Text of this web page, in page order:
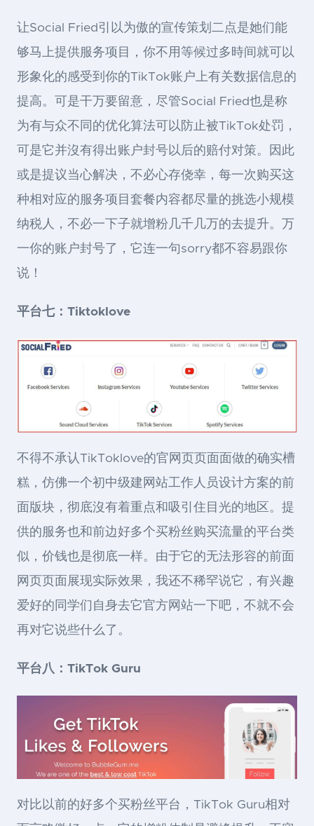
让Social Fried引以为傲的宣传策划二点是她们能
够马上提供服务项目，你不用等候过多時间就可以
形象化的感受到你的TikTok账户上有关数据信息的
提高。可是干万要留意，尽管Social Fried也是称
为有与众不同的优化算法可以防止被TikTok处罚，
可是它并沒有得出账户封号以后的赔付对策。因此
或是提议当心解决，不必心存侥幸，每一次购买这
种相对应的服务项目套餐内容都尽量的挑选小规模
纳税人，不必一下子就增粉几千几万的去提升。万
一你的账户封号了，它连一句sorry都不容易跟你
说！
平台七：Tiktoklove
不得不承认TikToklove的官网页页面面做的确实槽
糕，仿佛一个初中级建网站工作人员设计方案的前
面版块，彻底沒有着重点和吸引住目光的地区。提
供的服务也和前边好多个买粉丝购买流量的平台类
似，价钱也是彻底一样。由于它的无法形容的前面
网页页面展现实际效果，我还不稀罕说它，有兴趣
爱好的同学们自身去它官方网站一下吧，不就不会
再对它说些什么了。
平台八：TikTok Guru
对比以前的好多个买粉丝平台，TikTok Guru相对